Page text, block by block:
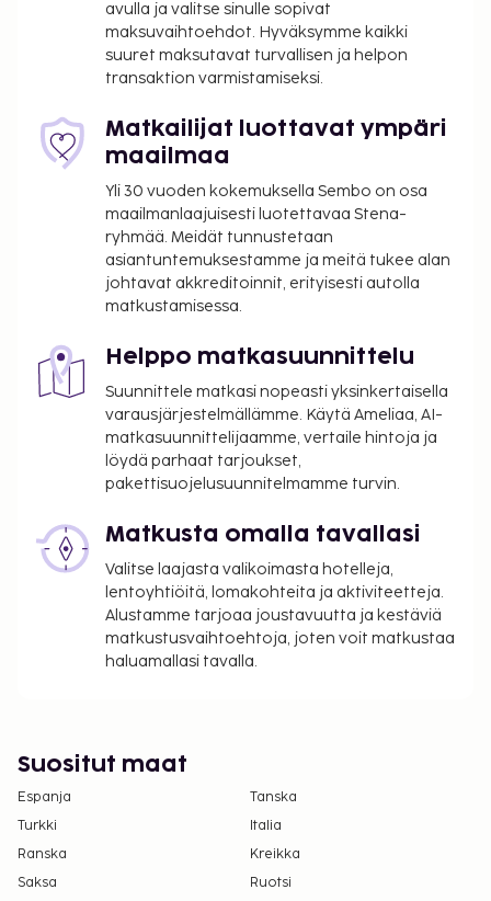
Maksu buffetaamiaisesta: noin 13.9 EUR
aikuisille ja 6.95 EUR lapsille
Lemmikit: 5 EUR per lemmikki per yö
Avustajaeläimistä ei veloiteta lisämaksuja
Yllä oleva luettelo ei ehkä kata kaikkea. Maksut ja
takuumaksut eivät välttämättä sisällä veroja, ja ne
saattavat muuttua.
Kansallisten määräysten vuoksi käteismaksut
eivät voi ylittää 1000 EUR:n suuruista summaa
tässä majoituspaikassa. Saat lisätietoja asiasta
ottamalla yhteyttä majoituspaikkaan
Majoituspaikassa on tarjolla
yhdistettäviä/vierekkäisiä huoneita, joiden
saatavuus on rajoitettua. Niitä voi pyytää
ottamalla yhteyttä majoituspaikkaan.
Yhteystiedot löytyvät varausvahvistuksesta.
Kontaktiton sisäänkirjautuminen ja kontaktiton
avulla ja valitse sinulle sopivat
maksuvaihtoehdot. Hyväksymme kaikki
suuret maksutavat turvallisen ja helpon
transaktion varmistamiseksi.
Matkailijat luottavat ympäri
maailmaa
Yli 30 vuoden kokemuksella Sembo on osa
maailmanlaajuisesti luotettavaa Stena-
ryhmää. Meidät tunnustetaan
asiantuntemuksestamme ja meitä tukee alan
johtavat akkreditoinnit, erityisesti autolla
matkustamisessa.
Helppo matkasuunnittelu
Suunnittele matkasi nopeasti yksinkertaisella
varausjärjestelmällämme. Käytä Ameliaa, AI-
matkasuunnittelijaamme, vertaile hintoja ja
löydä parhaat tarjoukset,
pakettisuojelusuunnitelmamme turvin.
Matkusta omalla tavallasi
Valitse laajasta valikoimasta hotelleja,
lentoyhtiöitä, lomakohteita ja aktiviteetteja.
Alustamme tarjoaa joustavuutta ja kestäviä
matkustusvaihtoehtoja, joten voit matkustaa
haluamallasi tavalla.
Suositut maat
Espanja
Tanska
Turkki
Italia
Ranska
Kreikka
Saksa
Ruotsi